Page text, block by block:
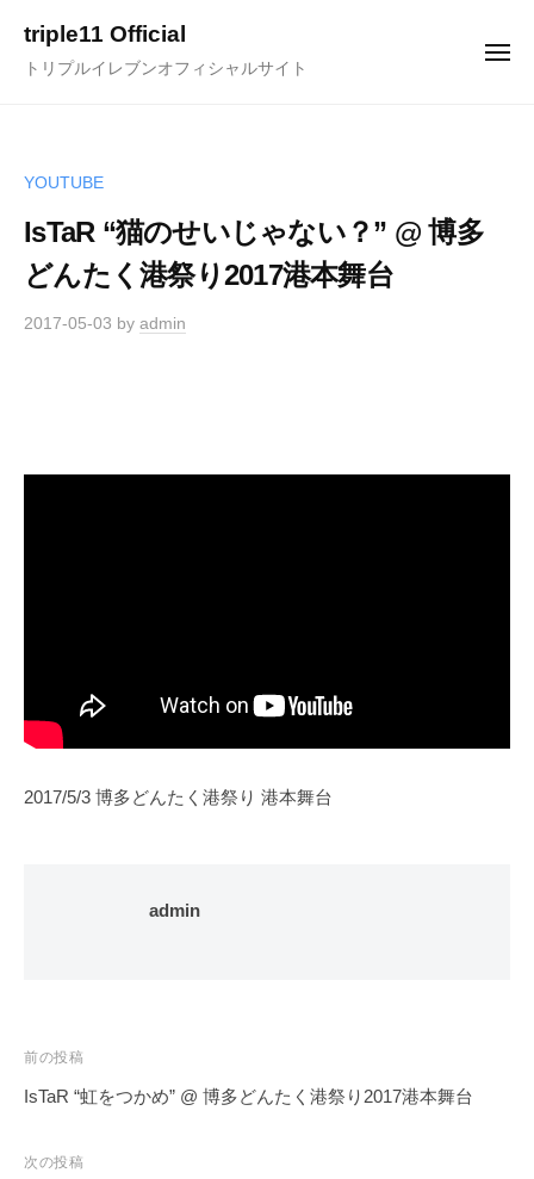
triple11 Official
トリプルイレブンオフィシャルサイト
メ
YOUTUBE
IsTaR “猫のせいじゃない？” @ 博多
どんたく港祭り2017港本舞台
2017-05-03 by admin
2017/5/3 博多どんたく港祭り 港本舞台
admin
投
稿
ビ
前の投稿
IsTaR “虹をつかめ” @ 博多どんたく港祭り2017港本舞台
次の投稿